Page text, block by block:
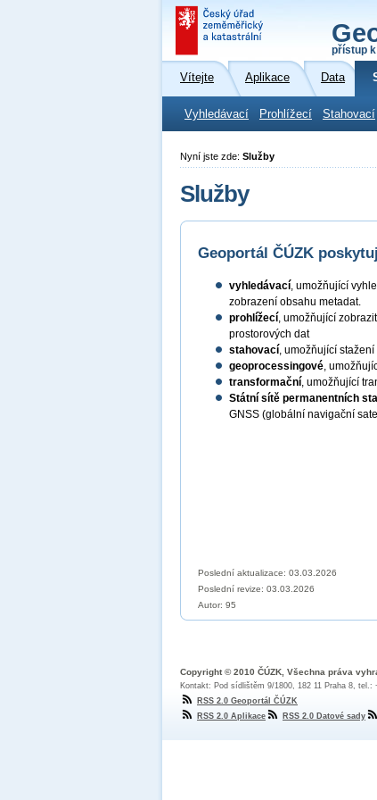
přístup
Vítejte Aplikace Data
Vyhledávací Prohlížecí Stahovací
Nyní jste zde: Služby
Služby
Geoportál ČÚZK
vyhledávací, umožňující
zobrazení obsahu metadat.
prohlížecí, umožňující
prostorových dat
stahovací, umožňující
geoprocessingové,
transformační, umožňující
Státní sítě permanentních
GNSS (globální navigační
Poslední aktualizace: 03.03.2026
Poslední revize: 03.03.2026
Autor: 95
Copyright © 2010 ČÚZK, Všechna práva
Kontakt: Pod sídlištěm 9/1800, 182 11 Praha 8, tel.:
RSS 2.0 Geoportál ČÚZK
RSS 2.0 Aplikace
RSS 2.0 Datové sady